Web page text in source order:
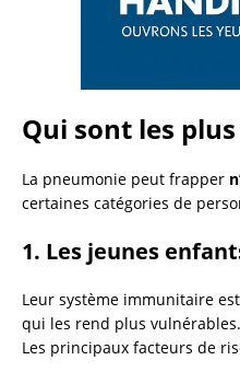
Qui sont les
La pneumonie peut frapper
certaines catégories de
1. Les jeunes
Leur système immunitaire
qui les rend plus vulnérables.
Les principaux facteurs de